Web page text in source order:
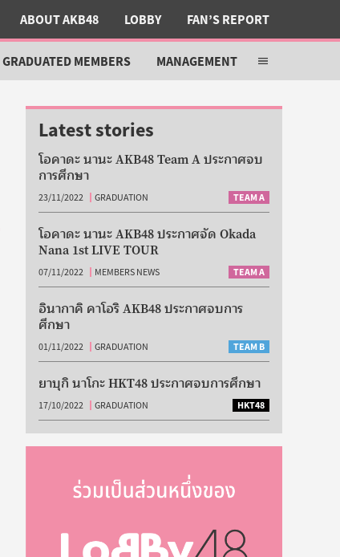
ABOUT AKB48 LOBBY FAN’S REPORT
GRADUATED MEMBERS MANAGEMENT
Latest stories
โอคาดะ นานะ AKB48 Team A ประกาศจบ
การศึกษา
GRADUATION TEAM A
23/11/2022
โอคาดะ นานะ AKB48 ประกาศจัด Okada
Nana 1st LIVE TOUR
MEMBERS NEWS TEAM A
07/11/2022
อินากาคิ คาโอริ AKB48 ประกาศจบการ
ศึกษา
GRADUATION TEAM B
01/11/2022
ยาบุกิ นาโกะ HKT48 ประกาศจบการศึกษา
GRADUATION HKT48
17/10/2022